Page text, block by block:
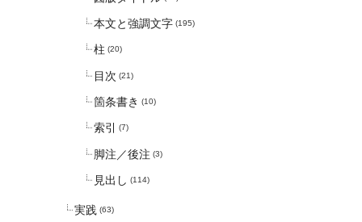
本文と強調文字 (195)
柱 (20)
目次 (21)
箇条書き (10)
索引 (7)
脚注／後注 (3)
見出し (114)
実践 (63)